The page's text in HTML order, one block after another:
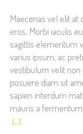
Maecenas vel elit
eros. Morbi iaculis
sagittis elementum
varius ipsum, ac
vestibulum velit
posuere diam sit
sapien interdum
mauris a
[…]